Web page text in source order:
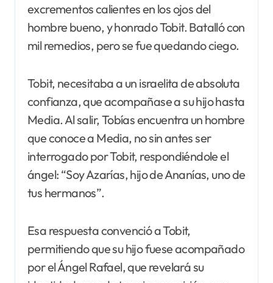
excrementos calientes en los ojos del
hombre bueno, y honrado Tobit. Batalló con
mil remedios, pero se fue quedando ciego.
Tobit, necesitaba a un israelita de absoluta
confianza, que acompañase a su hijo hasta
Media. Al salir, Tobías encuentra un hombre
que conoce a Media, no sin antes ser
interrogado por Tobit, respondiéndole el
ángel: “Soy Azarías, hijo de Ananías, uno de
tus hermanos”.
Esa respuesta convenció a Tobit,
permitiendo que su hijo fuese acompañado
por el Ángel Rafael, que revelará su